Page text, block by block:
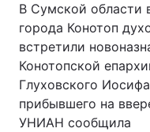
В Сумской области
города Конотоп
встретили
Конотопской
Глуховского
прибывшего на
УНИАН сообщила